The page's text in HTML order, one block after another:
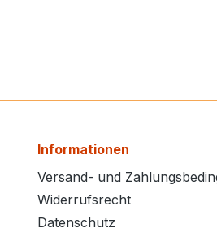
Informationen
Versand- und
Widerrufsrecht
Datenschutz